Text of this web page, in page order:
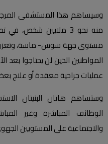
وسيساهم هذا المستشفى
منه نحو 3 ملايين شخص،
مستوى جهة سوس- ماسة، وتعزيز
المواطنين الذين لن يحتاجوا بعد
عمليات جراحية معقدة أو علاج
وستساهم هاتان البنيتان
الوظائف المباشرة وغير
والاجتماعية على المستويين